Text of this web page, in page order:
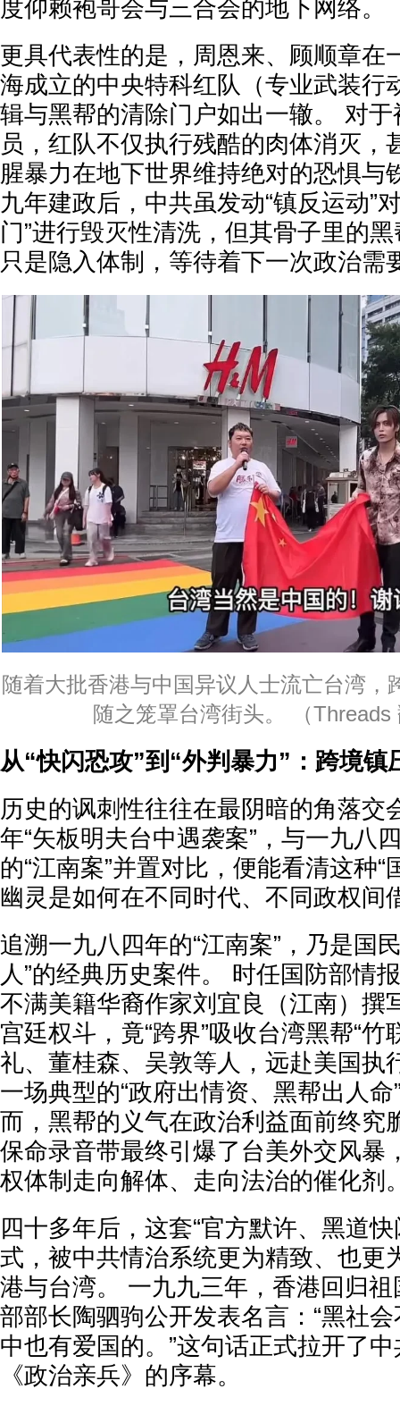
度仰赖袍哥会与三合会的地下网络。
更具代表性的是，周恩来、顾顺章在
海成立的中央特科红队（专业武装行
辑与黑帮的清除门户如出一辙。 对
员，红队不仅执行残酷的肉体消灭，
腥暴力在地下世界维持绝对的恐惧与
九年建政后，中共虽发动“镇反运动”
门”进行毁灭性清洗，但其骨子里的
只是隐入体制，等待着下一次政治需
随着大批香港与中国异议人士流亡台湾，
随之笼罩台湾街头。 （Threads
从“快闪恐攻”到“外判暴力”：跨境镇
历史的讽刺性往往在最阴暗的角落交
年“矢板明夫台中遇袭案”，与一九八
的“江南案”并置对比，便能看清这种“
幽灵是如何在不同时代、不同政权间
追溯一九八四年的“江南案”，乃是国
人”的经典历史案件。 时任国防部情
不满美籍华裔作家刘宜良（江南）撰
宫廷权斗，竟“跨界”吸收台湾黑帮“竹
礼、董桂森、吴敦等人，远赴美国执
一场典型的“政府出情资、黑帮出人
而，黑帮的义气在政治利益面前终究
保命录音带最终引爆了台美外交风暴
权体制走向解体、走向法治的催化剂
四十多年后，这套“官方默许、黑道
式，被中共情治系统更为精致、也更
港与台湾。 一九九三年，香港回归
部部长陶驷驹公开发表名言：“黑社
中也有爱国的。”这句话正式拉开了
《政治亲兵》的序幕。